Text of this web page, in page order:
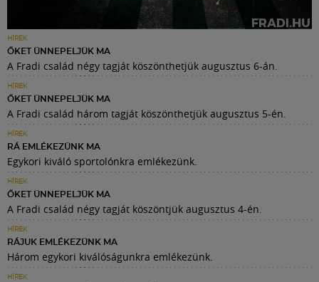
HÍREK
ŐKET ÜNNEPELJÜK MA
A Fradi család négy tagját köszönthetjük augusztus 6-án.
HÍREK
ŐKET ÜNNEPELJÜK MA
A Fradi család három tagját köszönthetjük augusztus 5-én.
HÍREK
RÁ EMLÉKEZÜNK MA
Egykori kiváló sportolónkra emlékezünk.
HÍREK
ŐKET ÜNNEPELJÜK MA
A Fradi család négy tagját köszöntjük augusztus 4-én.
HÍREK
RÁJUK EMLÉKEZÜNK MA
Három egykori kiválóságunkra emlékezünk.
HÍREK